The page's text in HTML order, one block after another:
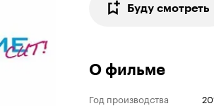
Буду смотреть
О фильме
Год производства